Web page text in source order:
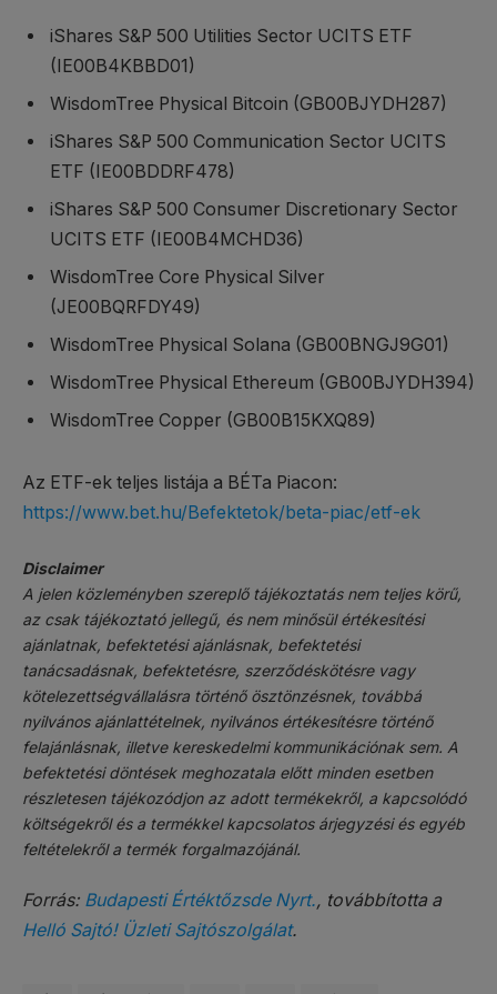
iShares S&P 500 Utilities Sector UCITS ETF
(IE00B4KBBD01)
WisdomTree Physical Bitcoin (GB00BJYDH287)
iShares S&P 500 Communication Sector UCITS
ETF (IE00BDDRF478)
iShares S&P 500 Consumer Discretionary Sector
UCITS ETF (IE00B4MCHD36)
WisdomTree Core Physical Silver
(JE00BQRFDY49)
WisdomTree Physical Solana (GB00BNGJ9G01)
WisdomTree Physical Ethereum (GB00BJYDH394)
WisdomTree Copper (GB00B15KXQ89)
Az ETF-ek teljes listája a BÉTa Piacon:
https://www.bet.hu/Befektetok/beta-piac/etf-ek
Disclaimer
A jelen közleményben szereplő tájékoztatás nem teljes körű,
az csak tájékoztató jellegű, és nem minősül értékesítési
ajánlatnak, befektetési ajánlásnak, befektetési
tanácsadásnak, befektetésre, szerződéskötésre vagy
kötelezettségvállalásra történő ösztönzésnek, továbbá
nyilvános ajánlattételnek, nyilvános értékesítésre történő
felajánlásnak, illetve kereskedelmi kommunikációnak sem. A
befektetési döntések meghozatala előtt minden esetben
részletesen tájékozódjon az adott termékekről, a kapcsolódó
költségekről és a termékkel kapcsolatos árjegyzési és egyéb
feltételekről a termék forgalmazójánál.
Forrás: Budapesti Értéktőzsde Nyrt., továbbította a
Helló Sajtó! Üzleti Sajtószolgálat.